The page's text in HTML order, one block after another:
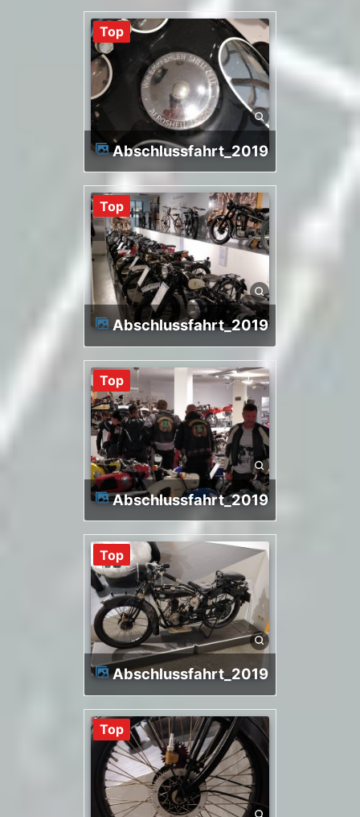
Top
Abschlussfahrt_2019
Top
Abschlussfahrt_2019
Top
Abschlussfahrt_2019
Top
Abschlussfahrt_2019
Top